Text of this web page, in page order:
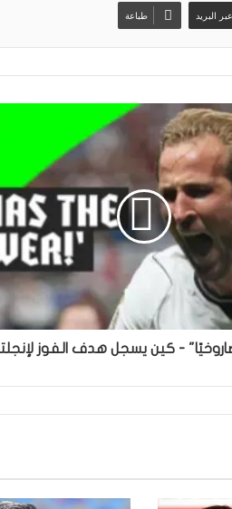
البريد طباعة
- كين يسجل هدف الفوز